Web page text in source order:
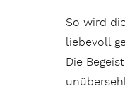
So wird
liebevoll
Die